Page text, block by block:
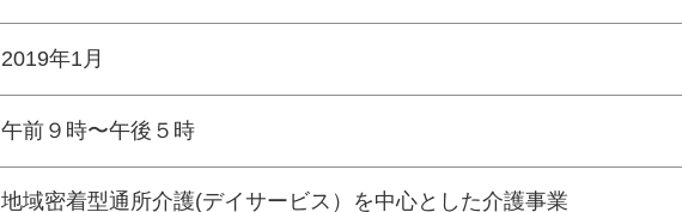
2019年1月
午前９時〜午後５時
地域密着型通所介護(デイサービス）を中心とした介護事業